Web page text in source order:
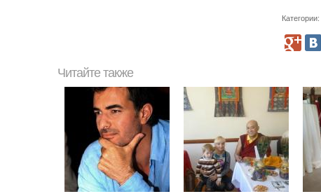
Категории:
Читайте также